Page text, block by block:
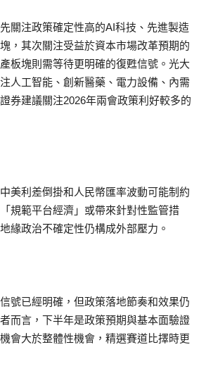
關注政策確定性高的AI科技、先進製造
，其次關注受益於資本市場改革預期的
板塊則需等待更明確的復甦信號。光大
人工智能、創新醫藥、電力設備、內需
券建議關注2026年兩會政策利好較多的
美利差倒掛和人民幣匯率波動可能制約
規範平台經濟」或帶來針對性監管措
緣政治不確定性仍構成外部壓力。
號已經明確，但政策落地節奏和效果仍
而言，下半年是政策預期與基本面驗證
會大於整體性機會，精選賽道比擇時更